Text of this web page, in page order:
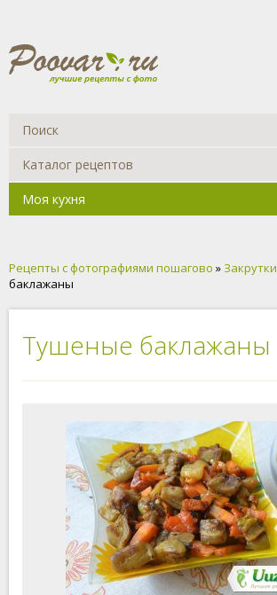
Каталог рецептов
Моя кухня
Рецепты с фотографиями пошагово » Закрутки
баклажаны
Тушеные баклажаны